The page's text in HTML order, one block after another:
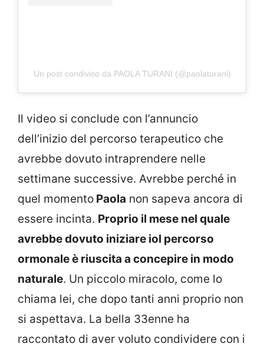
Un post condiviso da PAOLA TURANI (@paolaturani)
Il video si conclude con l’annuncio
dell’inizio del percorso terapeutico che
avrebbe dovuto intraprendere nelle
settimane successive. Avrebbe perché in
quel momento Paola non sapeva ancora di
essere incinta. Proprio il mese nel quale
avrebbe dovuto iniziare iol percorso
ormonale è riuscita a concepire in modo
naturale. Un piccolo miracolo, come lo
chiama lei, che dopo tanti anni proprio non
si aspettava. La bella 33enne ha
raccontato di aver voluto condividere con i